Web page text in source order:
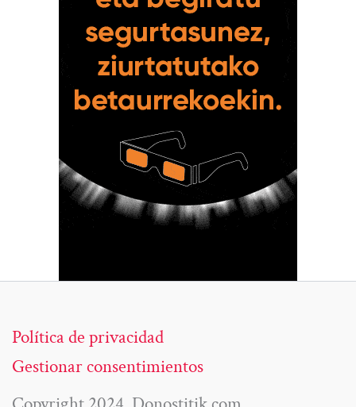
Política de privacidad
Gestionar consentimientos